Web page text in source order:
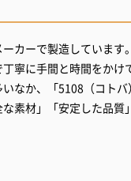
カーで製造しています
寧に手間と時間をかけ
なか、「5108（コト
素材」「安定した品質